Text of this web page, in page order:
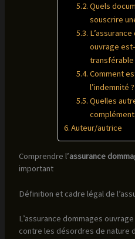
Quels
souscrire
ouvrage
transférable
Comment
l’indemnité ?
Quelles
Auteur/autrice
Comprendre l’assurance
important
Définition et cadre légal de
L’assurance dommages
contre les désordres de nature